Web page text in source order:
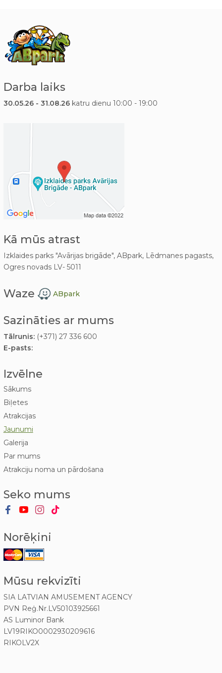
Darba laiks
30.05.26 - 31.08.26 katru dienu 10:00 - 19:00
Kā mūs atrast
Izklaides parks "Avārijas brigāde", ABpark, Lēdmanes pagasts,
Ogres novads LV- 5011
Waze ABpark
Sazināties ar mums
Tālrunis:(+371) 27 336 600
E-pasts:
Izvēlne
Sākums
Biļetes
Atrakcijas
Jaunumi
Galerija
Par mums
Atrakciju noma un pārdošana
Seko mums
Norēķini
Mūsu rekvizīti
SIA LATVIAN AMUSEMENT AGENCY
PVN Reģ.Nr.LV50103925661
AS Luminor Bank
LV19RIKO0002930209616
RIKOLV2X